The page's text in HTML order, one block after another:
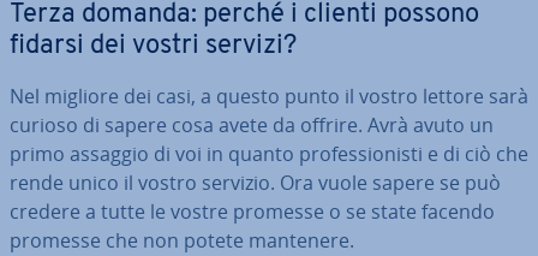
Terza domanda: perché i clienti possono
fidarsi dei vostri servizi?
Nel migliore dei casi, a questo punto il vostro lettore sarà
curioso di sapere cosa avete da offrire. Avrà avuto un
primo assaggio di voi in quanto pro­fes­sio­ni­sti e di ciò che
rende unico il vostro servizio. Ora vuole sapere se può
credere a tutte le vostre promesse o se state facendo
promesse che non potete mantenere.